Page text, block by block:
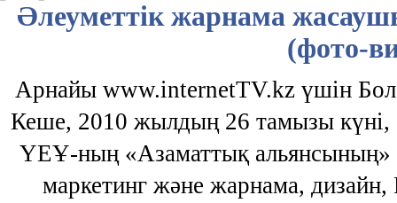
Әлеуметтік жарнама
(фото-
Арнайы www.internetTV.kz үшін
Кеше, 2010 жылдың 26 тамызы
ҮЕҰ-ның «Азаматтық альянсының»
маркетинг және жарнама,